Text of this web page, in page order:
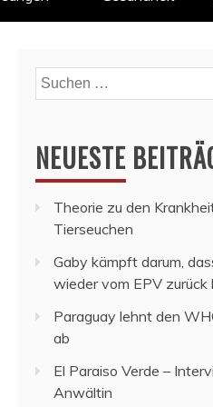
Suchen
nach:
NEUESTE
Theorie zu den
Tierseuchen
Gaby kämpft darum,
wieder vom EPV zurück
Paraguay lehnt den
ab
El Paraiso Verde –
Anwältin